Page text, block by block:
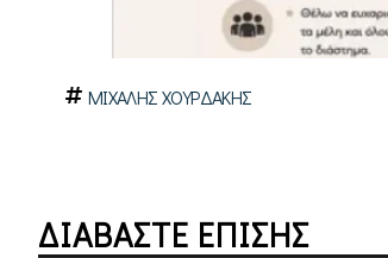
ΜΙΧΑΛΗΣ ΧΟΥΡΔΑΚΗΣ
ΔΙΑΒΑΣΤΕ ΕΠΙΣΗΣ